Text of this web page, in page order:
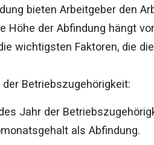
bieten Arbeitgeber den
Höhe der Abfindung hängt
wichtigsten Faktoren, die
der Betriebszugehörigkeit:
Jahr der
als Abfindung.